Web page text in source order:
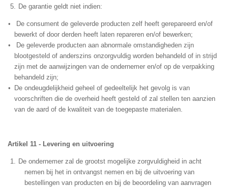
De garantie geldt niet indien:
De consument de geleverde producten zelf heeft gerepareerd en/of
bewerkt of door derden heeft laten repareren en/of bewerken;
De geleverde producten aan abnormale omstandigheden zijn
blootgesteld of anderszins onzorgvuldig worden behandeld of in strijd
zijn met de aanwijzingen van de ondernemer en/of op de verpakking
behandeld zijn;
De ondeugdelijkheid geheel of gedeeltelijk het gevolg is van
voorschriften die de overheid heeft gesteld of zal stellen ten aanzien
van de aard of de kwaliteit van de toegepaste materialen.
Artikel 11 - Levering en uitvoering
De ondernemer zal de grootst mogelijke zorgvuldigheid in acht
nemen bij het in ontvangst nemen en bij de uitvoering van
bestellingen van producten en bij de beoordeling van aanvragen